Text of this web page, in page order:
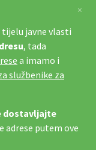
javne vlasti
, tada
a imamo i
službenike za
dostavljajte
adrese putem ove
×